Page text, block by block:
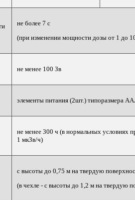
не более 7 с
(при изменении мощности дозы от 1 до
не менее 100 Зв
элементы питания (2шт.) типоразмера
не менее 300 ч (в нормальных условиях
1 мкЗв/ч)
с высоты до 0,75 м на твердую
(в чехле - с высоты до 1,2 м на твердую